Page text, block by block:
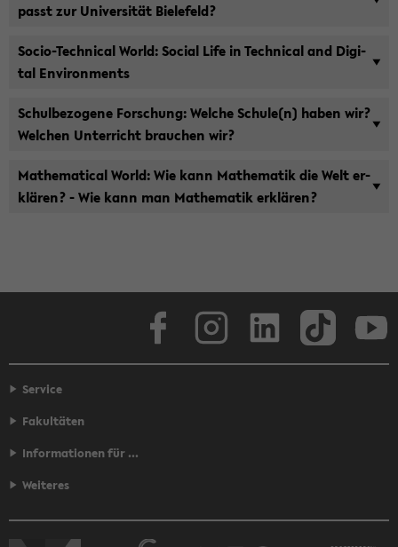
passt zur Uni­ver­si­tät Bie­le­feld?
Socio-​Technical World: So­cial Life in Tech­ni­cal and Di­gi­
tal En­vi­ron­ments
Schul­be­zo­ge­ne For­schung: Wel­che Schu­le(n) haben wir?
Wel­chen Un­ter­richt brau­chen wir?
Ma­the­ma­ti­cal World: Wie kann Ma­the­ma­tik die Welt er­
klä­ren? - Wie kann man Ma­the­ma­tik er­klä­ren?
Face­book
Service
Fakultäten
Informationen für ...
Weiteres